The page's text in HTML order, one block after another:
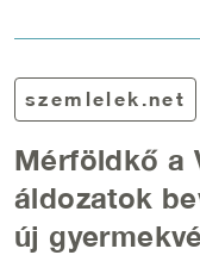
szemlelek.net
Mérföldkő a
áldozatok
új